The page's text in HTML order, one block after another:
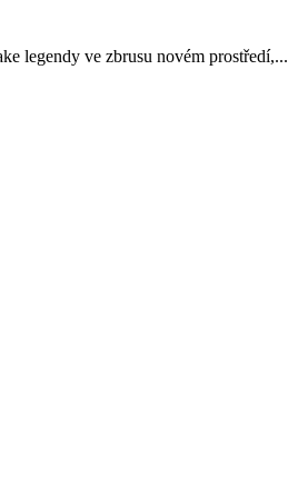
legendy ve zbrusu novém prostředí,...